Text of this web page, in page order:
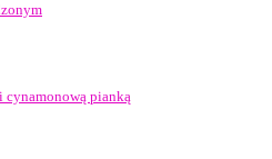
pianką